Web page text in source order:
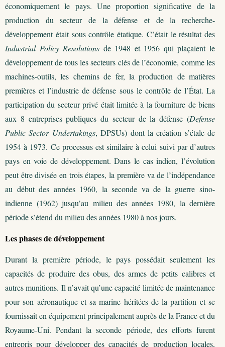
économiquement le pays. Une proportion significative de la
production du secteur de la défense et de la recherche-
développement était sous contrôle étatique. C’était le résultat des
Industrial Policy Resolutions de 1948 et 1956 qui plaçaient le
développement de tous les secteurs clés de l’économie, comme les
machines-outils, les chemins de fer, la production de matières
premières et l’industrie de défense sous le contrôle de l’État. La
participation du secteur privé était limitée à la fourniture de biens
aux 8 entreprises publiques du secteur de la défense (Defense
Public Sector Undertakings, DPSUs) dont la création s’étale de
1954 à 1973. Ce processus est similaire à celui suivi par d’autres
pays en voie de développement. Dans le cas indien, l’évolution
peut être divisée en trois étapes, la première va de l’indépendance
au début des années 1960, la seconde va de la guerre sino-
indienne (1962) jusqu’au milieu des années 1980, la dernière
période s’étend du milieu des années 1980 à nos jours.
Les phases de développement
Durant la première période, le pays possédait seulement les
capacités de produire des obus, des armes de petits calibres et
autres munitions. Il n’avait qu’une capacité limitée de maintenance
pour son aéronautique et sa marine héritées de la partition et se
fournissait en équipement principalement auprès de la France et du
Royaume-Uni. Pendant la seconde période, des efforts furent
entrepris pour développer des capacités de production locales,